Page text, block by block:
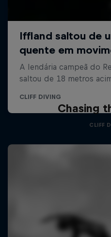
Chasing
CLIFF